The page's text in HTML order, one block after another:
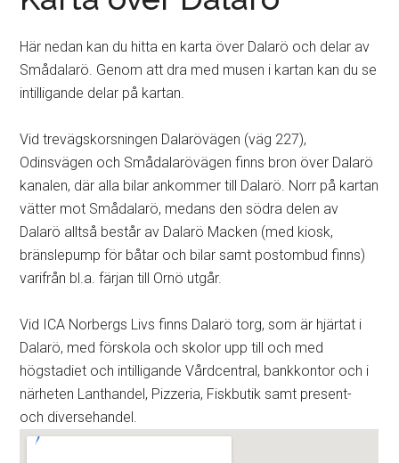
Här nedan kan du hitta en karta över Dalarö och delar av
Smådalarö. Genom att dra med musen i kartan kan du se
intilligande delar på kartan.
Vid trevägskorsningen Dalarövägen (väg 227),
Odinsvägen och Smådalarövägen finns bron över Dalarö
kanalen, där alla bilar ankommer till Dalarö. Norr på kartan
vätter mot Smådalarö, medans den södra delen av
Dalarö alltså består av Dalarö Macken (med kiosk,
bränslepump för båtar och bilar samt postombud finns)
varifrån bl.a. färjan till Ornö utgår.
Vid ICA Norbergs Livs finns Dalarö torg, som är hjärtat i
Dalarö, med förskola och skolor upp till och med
högstadiet och intilligande Vårdcentral, bankkontor och i
närheten Lanthandel, Pizzeria, Fiskbutik samt present-
och diversehandel.